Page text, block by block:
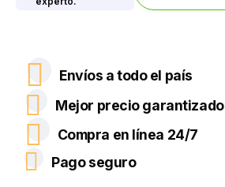
Envíos a todo el país
Mejor precio garantizado
Compra en línea 24/7
Pago seguro